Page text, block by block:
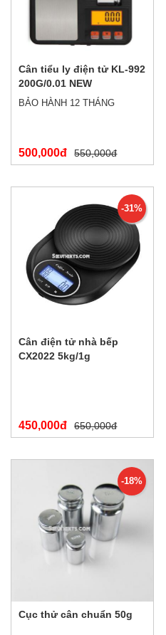
Cân tiểu ly điện tử KL-992
200G/0.01 NEW
BẢO HÀNH 12 THÁNG
500,000đ 550,000đ
-31%
Cân điện tử nhà bếp
CX2022 5kg/1g
450,000đ 650,000đ
-18%
Cục thử cân chuẩn 50g